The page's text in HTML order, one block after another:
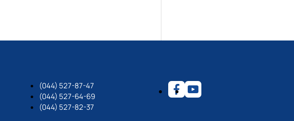
(044) 527-87-47
(044) 527-64-69
(044) 527-82-37